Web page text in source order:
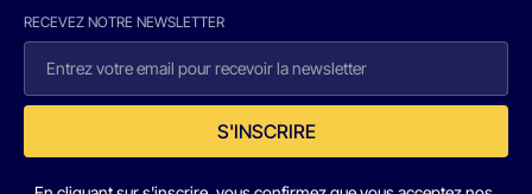
RECEVEZ NOTRE NEWSLETTER
S'INSCRIRE